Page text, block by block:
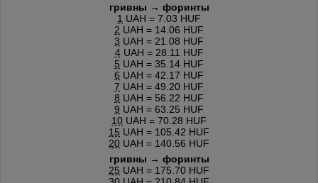
гривны → форинты
1 UAH = 7.03 HUF
2 UAH = 14.06 HUF
3 UAH = 21.08 HUF
4UAH = 28.11 HUF
5 UAH = 35.14 HUF
6 UAH = 42.17 HUF
7 UAH = 49.20 HUF
8 UAH = 56.22 HUF
9 UAH = 63.25 HUF
10 UAH = 70.28 HUF
15 UAH = 105.42 HUF
20 UAH = 140.56 HUF
гривны → форинты
25 UAH = 175.70 HUF